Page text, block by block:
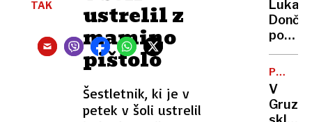
ustrelil z
mamino
pištolo
Šestletnik, ki je v
petek v šoli ustrelil
TAK
na
Luka
Dončić
postal
žrtev
vloma
v
EU
V
Gruziji